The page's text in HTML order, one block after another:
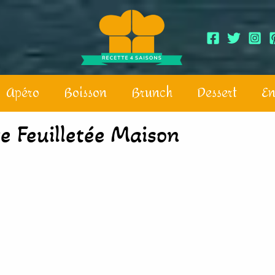
Apéro Boisson Brunch Dessert
Feuilletée Maison